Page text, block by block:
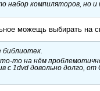
набор компиляторов, но
можещь выбирать на
библиотек.
то на нём
с 1dvd довольно долго,